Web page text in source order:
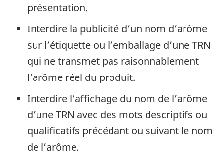
présentation.
Interdire la publicité d’un nom d’arôme
sur l’étiquette ou l’emballage d’une TRN
qui ne transmet pas raisonnablement
l’arôme réel du produit.
Interdire l’affichage du nom de l’arôme
d’une TRN avec des mots descriptifs ou
qualificatifs précédant ou suivant le nom
de l’arôme.